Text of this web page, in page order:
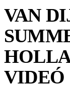
VAN
VIDEÓ